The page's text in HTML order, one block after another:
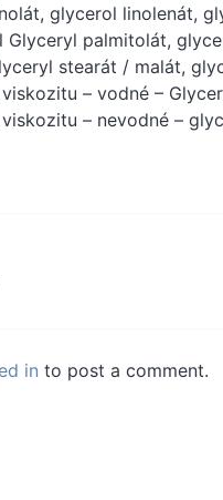
glycerol linolenát,
Glyceryl palmitolát,
stearát / malát,
– vodné –
– nevodné –
in to post a comment.